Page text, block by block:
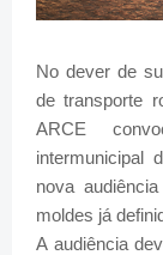
No dever de
de transporte
ARCE
intermunicipal
nova
moldes já
A audiência